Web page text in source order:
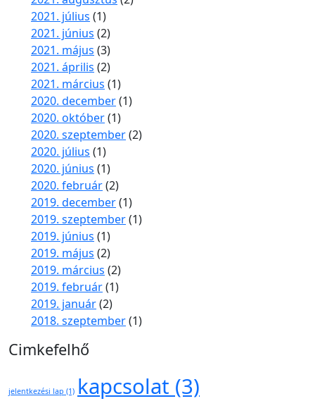
2021. július (1)
2021. június (2)
2021. május (3)
2021. április (2)
2021. március (1)
2020. december(1)
2020. október(1)
2020. szeptember(2)
2020. július (1)
2020. június (1)
2020. február(2)
2019. december(1)
2019. szeptember(1)
2019. június (1)
2019. május (2)
2019. március (2)
2019. február(1)
2019. január(2)
2018. szeptember(1)
Cimkefelhő
jelentkezési lap (1) kapcsolat (3)